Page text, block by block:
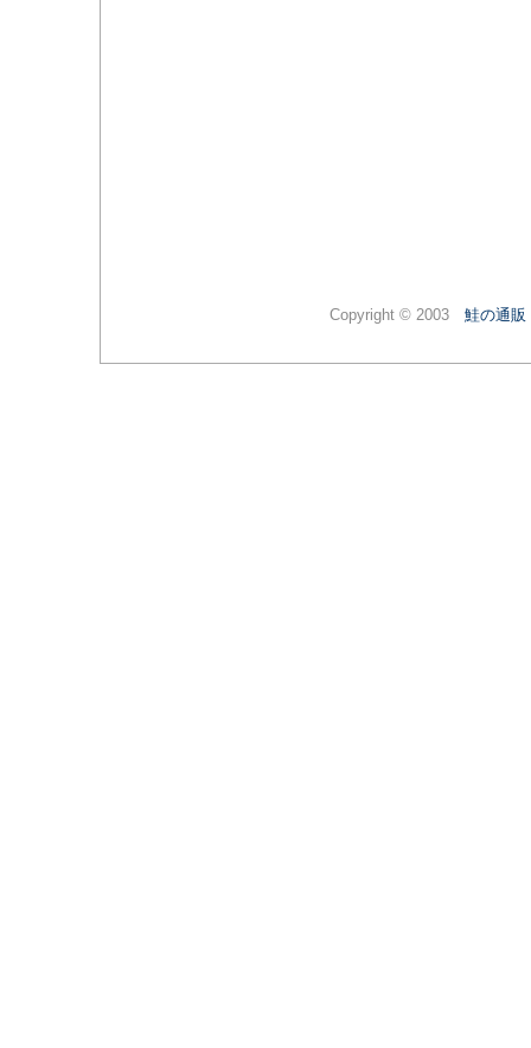
Copyright © 2003 鮭の通販